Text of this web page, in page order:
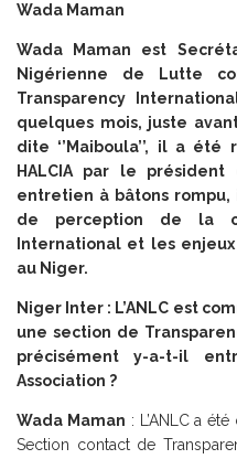
Wada Maman
Wada Maman est
Nigérienne de Lutte
Transparency
quelques mois, juste
dite ‘’Maiboula’’, il a
HALCIA par le
entretien à bâtons
de perception de la
International et les
au Niger.
Niger Inter : L’ANLC est
une section de
précisément y-a-t-il
Association ?
Wada Maman : L’ANLC a
Section contact de